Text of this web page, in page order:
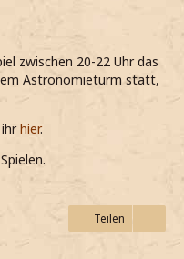
werden!
zwischen 20-22 Uhr das
Astronomieturm statt,
hier.
Teilen